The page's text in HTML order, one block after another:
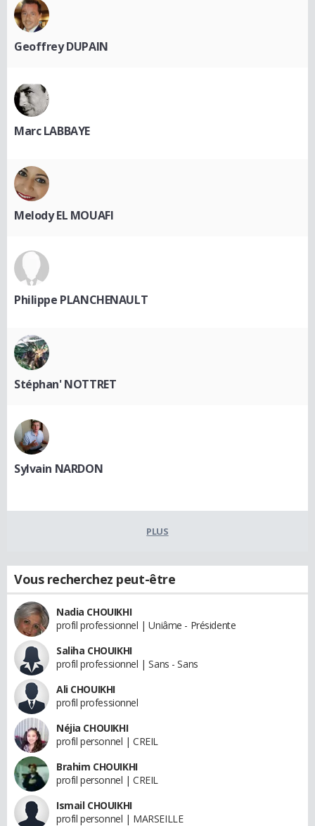
Geoffrey DUPAIN
Marc LABBAYE
Melody EL MOUAFI
Philippe PLANCHENAULT
Stéphan' NOTTRET
Sylvain NARDON
PLUS
Vous recherchez peut-être
Nadia CHOUIKHI
profil professionnel | Uniâme - Présidente
Saliha CHOUIKHI
profil professionnel | Sans - Sans
Ali CHOUIKHI
profil professionnel
Néjia CHOUIKHI
profil personnel | CREIL
Brahim CHOUIKHI
profil personnel | CREIL
Ismail CHOUIKHI
profil personnel | MARSEILLE